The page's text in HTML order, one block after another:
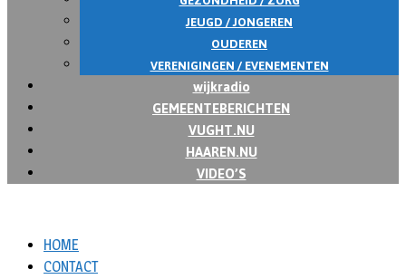
JEUGD / JONGEREN
OUDEREN
VERENIGINGEN / EVENEMENTEN
wijkradio
GEMEENTEBERICHTEN
VUGHT.NU
HAAREN.NU
VIDEO’S
HOME
CONTACT